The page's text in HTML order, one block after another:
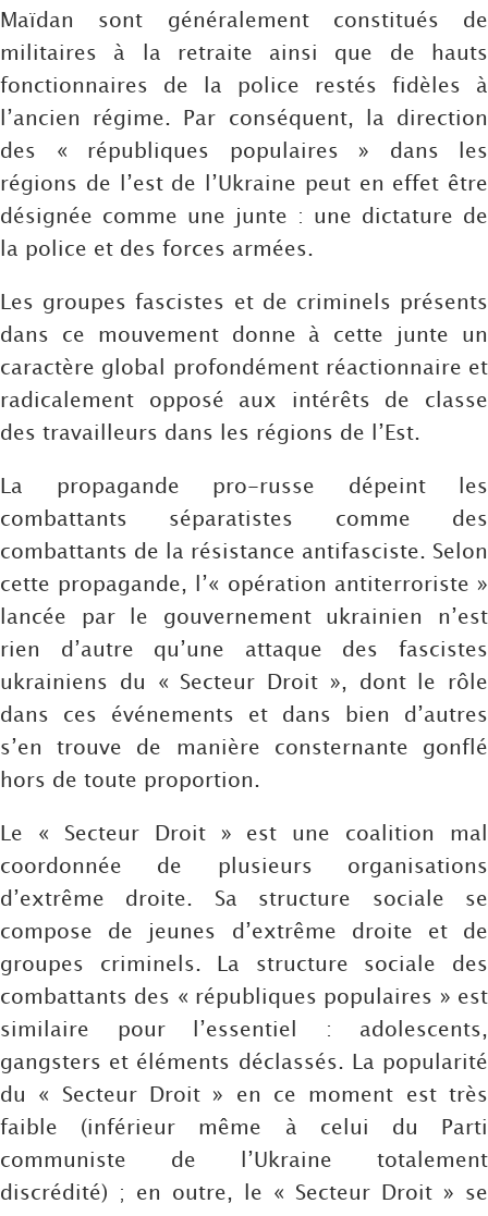
Maïdan sont généralement constitués de
militaires à la retraite ainsi que de hauts
fonctionnaires de la police restés fidèles à
l’ancien régime. Par conséquent, la direction
des « républiques populaires » dans les
régions de l’est de l’Ukraine peut en effet être
désignée comme une junte : une dictature de
la police et des forces armées.
Les groupes fascistes et de criminels présents
dans ce mouvement donne à cette junte un
caractère global profondément réactionnaire et
radicalement opposé aux intérêts de classe
des travailleurs dans les régions de l’Est.
La propagande pro-russe dépeint les
combattants séparatistes comme des
combattants de la résistance antifasciste. Selon
cette propagande, l’« opération antiterroriste »
lancée par le gouvernement ukrainien n’est
rien d’autre qu’une attaque des fascistes
ukrainiens du « Secteur Droit », dont le rôle
dans ces événements et dans bien d’autres
s’en trouve de manière consternante gonflé
hors de toute proportion.
Le « Secteur Droit » est une coalition mal
coordonnée de plusieurs organisations
d’extrême droite. Sa structure sociale se
compose de jeunes d’extrême droite et de
groupes criminels. La structure sociale des
combattants des « républiques populaires » est
similaire pour l’essentiel : adolescents,
gangsters et éléments déclassés. La popularité
du « Secteur Droit » en ce moment est très
faible (inférieur même à celui du Parti
communiste de l’Ukraine totalement
discrédité) ; en outre, le « Secteur Droit » se